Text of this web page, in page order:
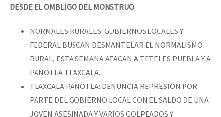
DESDE EL OMBLIGO DEL MONSTRUO
NORMALES RURALES: GOBIERNOS LOCALES Y
FEDERAL BUSCAN DESMANTELAR EL NORMALISMO
RURAL, ESTA SEMANA ATACAN A TETELES PUEBLA Y A
PANOTLA TLAXCALA.
TLAXCALA PANOTLA: DENUNCIA REPRESIÓN POR
PARTE DEL GOBIERNO LOCAL CON EL SALDO DE UNA
JOVEN ASESINADA Y VARIOS GOLPEADOS Y